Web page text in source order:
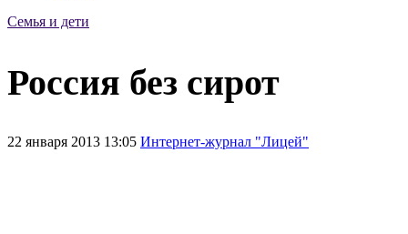
Семья и дети
Россия без сирот
22 января 2013 13:05 Интернет-журнал "Лицей"